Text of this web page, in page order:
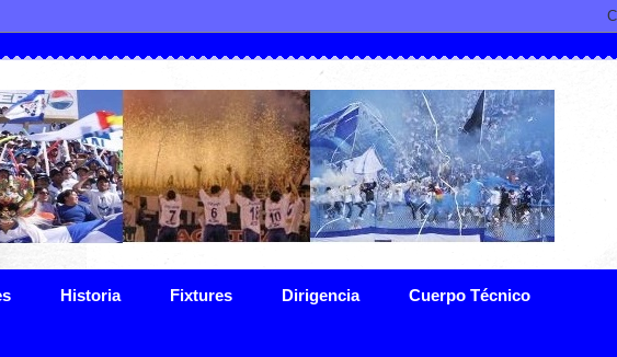
Historia Fixtures Dirigencia Cuerpo Técnico